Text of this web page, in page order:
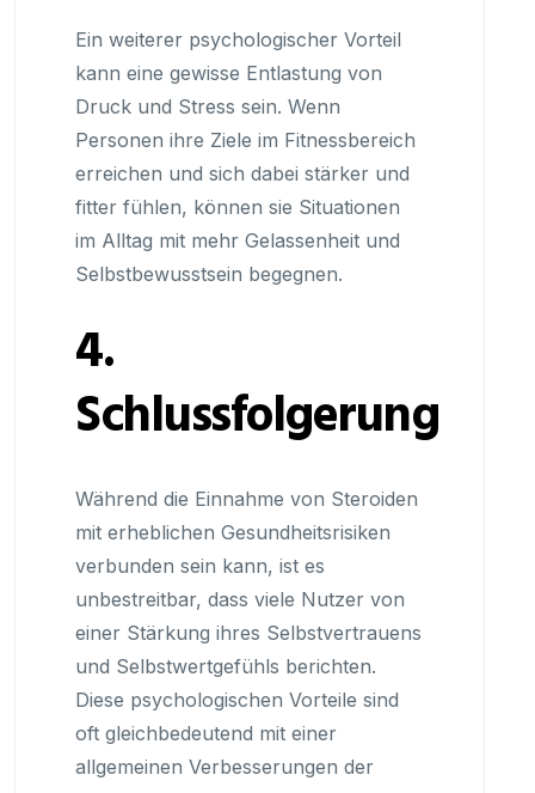
Ein weiterer psychologischer Vorteil
kann eine gewisse Entlastung von
Druck und Stress sein. Wenn
Personen ihre Ziele im Fitnessbereich
erreichen und sich dabei stärker und
fitter fühlen, können sie Situationen
im Alltag mit mehr Gelassenheit und
Selbstbewusstsein begegnen.
4.
Schlussfolgerung
Während die Einnahme von Steroiden
mit erheblichen Gesundheitsrisiken
verbunden sein kann, ist es
unbestreitbar, dass viele Nutzer von
einer Stärkung ihres Selbstvertrauens
und Selbstwertgefühls berichten.
Diese psychologischen Vorteile sind
oft gleichbedeutend mit einer
allgemeinen Verbesserungen der